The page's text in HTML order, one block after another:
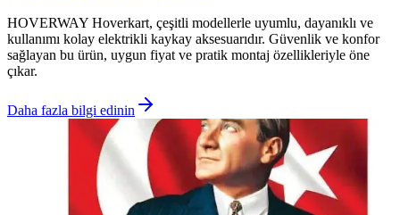
HOVERWAY Hoverkart, çeşitli modellerle uyumlu, dayanıklı ve
kullanımı kolay elektrikli kaykay aksesuarıdır. Güvenlik ve konfor
sağlayan bu ürün, uygun fiyat ve pratik montaj özellikleriyle öne
çıkar.
Daha fazla bilgi edinin